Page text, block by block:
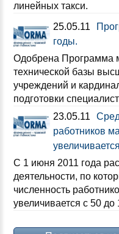
линейных такси.
25.05.11
годы.
Одобрена Программа
технической базы
учреждений и
подготовки
23.05.11
работников
С 1 июня 2011 года
деятельности, по
численность
увеличивается с 50 до